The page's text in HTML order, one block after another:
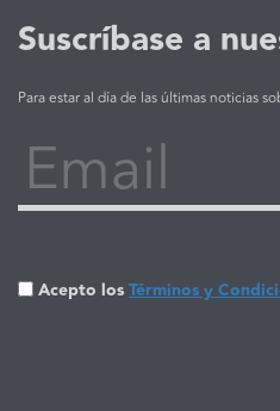
Suscríbase a
Para estar al día de las últimas noticias
Email
Acepto losTérminos y